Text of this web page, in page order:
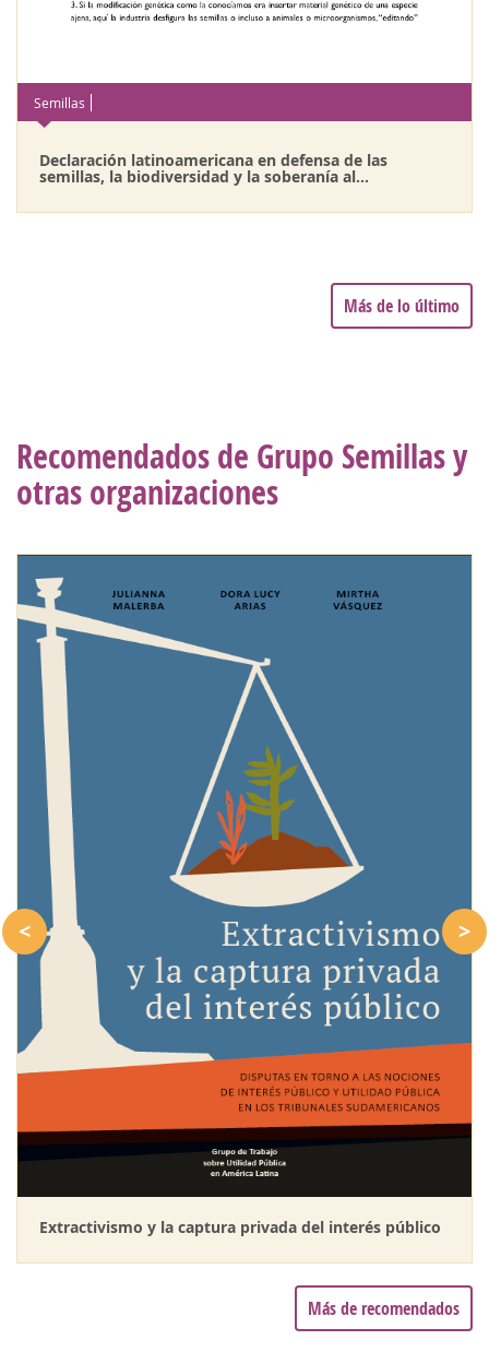
Semillas
Declaración latinoamericana en defensa de las
semillas, la biodiversidad y la soberanía al...
Más de lo último
Recomendados de Grupo Semillas y
otras organizaciones
Extractivismo y la captura privada del interés público
< >
Más de recomendados